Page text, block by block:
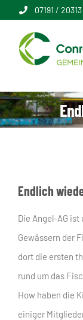
springen
07191 / 20313
Endlich
Die Angel-AG
Gewässern der
dort die ersten
rund um das
How haben die
einiger